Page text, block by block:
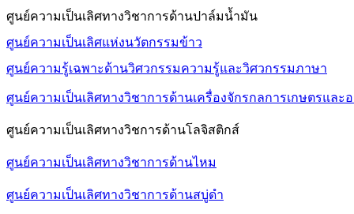
ศูนย์ความเป็นเลิศทางวิชาการด้านปาล์มน้ำมัน
ศูนย์ความเป็นเลิศแห่งนวัตกรรมข้าว
ศูนย์ความรู้เฉพาะด้านวิศวกรรมความรู้และวิศวกรรมภาษา
ศูนย์ความเป็นเลิศทางวิชาการด้านเครื่องจักรกลการเกษตรและ
ศูนย์ความเป็นเลิศทางวิชการด้านโลจิสติกส์
ศูนย์ความเป็นเลิศทางวิชาการด้านไหม
ศูนย์ความเป็นเลิศทางวิชาการด้านสบู่ดำ